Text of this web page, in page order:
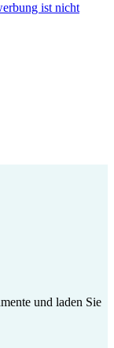
ist nicht
und laden Sie